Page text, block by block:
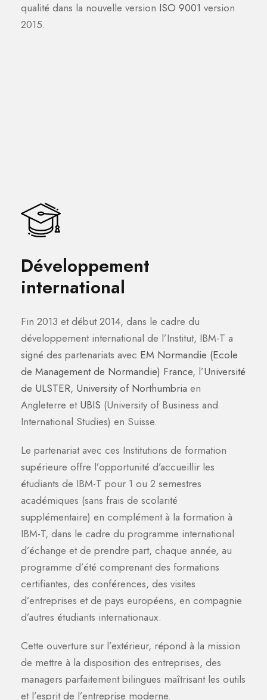
qualité dans la nouvelle version ISO 9001 version
2015.
Développement
international
Fin 2013 et début 2014, dans le cadre du
développement international de l’Institut, IBM-T a
signé des partenariats avec EM Normandie (Ecole
de Management de Normandie) France, l’Université
de ULSTER, University of Northumbria en
Angleterre et UBIS (University of Business and
International Studies) en Suisse.
Le partenariat avec ces Institutions de formation
supérieure offre l’opportunité d’accueillir les
étudiants de IBM-T pour 1 ou 2 semestres
académiques (sans frais de scolarité
supplémentaire) en complément à la formation à
IBM-T, dans le cadre du programme international
d’échange et de prendre part, chaque année, au
programme d’été comprenant des formations
certifiantes, des conférences, des visites
d’entreprises et de pays européens, en compagnie
d’autres étudiants internationaux.
Cette ouverture sur l’extérieur, répond à la mission
de mettre à la disposition des entreprises, des
managers parfaitement bilingues maîtrisant les outils
et l’esprit de l’entreprise moderne.